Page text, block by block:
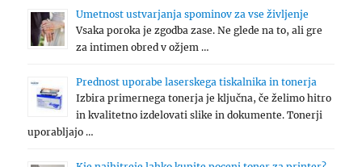
Umetnost ustvarjanja spominov za vse življenje
Vsaka poroka je zgodba zase. Ne glede na to, ali gre
za intimen obred v ožjem …
Prednost uporabe laserskega tiskalnika in tonerja
Izbira primernega tonerja je ključna, če želimo hitro
in kvalitetno izdelovati slike in dokumente. Tonerji
uporabljajo …